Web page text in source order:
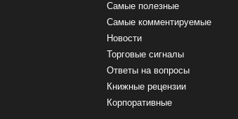
Самые полезные
Самые комментируемые
Новости
Торговые сигналы
Ответы на вопросы
Книжные рецензии
Корпоративные